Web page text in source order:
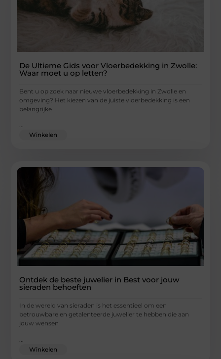
De Ultieme Gids voor Vloerbedekking in Zwolle:
Waar moet u op letten?
Bent u op zoek naar nieuwe vloerbedekking in Zwolle en
omgeving? Het kiezen van de juiste vloerbedekking is een
belangrijke
...
Winkelen
Ontdek de beste juwelier in Best voor jouw
sieraden behoeften
In de wereld van sieraden is het essentieel om een
betrouwbare en getalenteerde juwelier te hebben die aan
jouw wensen
Winkelen